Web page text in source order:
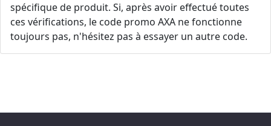
spécifique de produit. Si, après avoir effectué toutes
ces vérifications, le code promo AXA ne fonctionne
toujours pas, n'hésitez pas à essayer un autre code.